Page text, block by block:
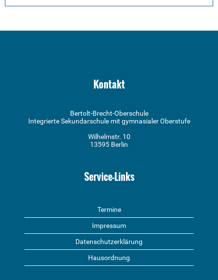
Kontakt
Bertolt-Brecht-Oberschule
Integrierte Sekundarschule mit gymnasialer Oberstufe
Wilhelmstr. 10
13595 Berlin
Service-Links
Termine
Impressum
Datenschutzerklärung
Hausordnung